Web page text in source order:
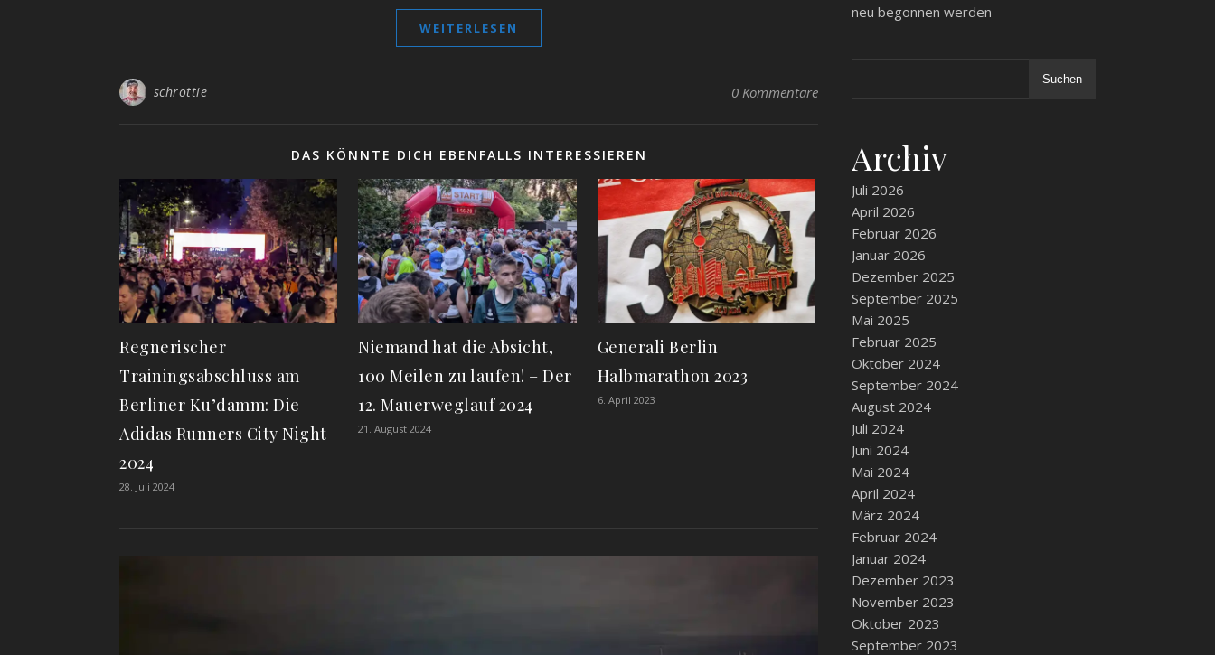
WEITERLESEN
schrottie 0 Kommentare
DAS KÖNNTE DICH EBENFALLS INTERESSIEREN
Regnerischer
Trainingsabschluss am
Berliner Ku’damm: Die
Adidas Runners City Night
2024
28. Juli 2024
Niemand hat die Absicht,
100 Meilen zu laufen! – Der
12. Mauerweglauf 2024
21. August 2024
Generali Berlin
Halbmarathon 2023
6. April 2023
neu begonnen werden
Suchen
Archiv
Juli 2026
April 2026
Februar 2026
Januar 2026
Dezember 2025
September 2025
Mai 2025
Februar 2025
Oktober 2024
September 2024
August 2024
Juli 2024
Juni 2024
Mai 2024
April 2024
März 2024
Februar 2024
Januar 2024
Dezember 2023
November 2023
Oktober 2023
September 2023